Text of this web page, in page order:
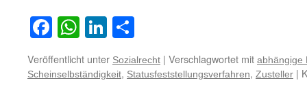
Facebook
WhatsApp
LinkedIn
Veröffentlicht unter Sozialrecht | Verschlagwortet mit abhängige
Scheinselbständigkeit, Statusfeststellungsverfahren, Zusteller |